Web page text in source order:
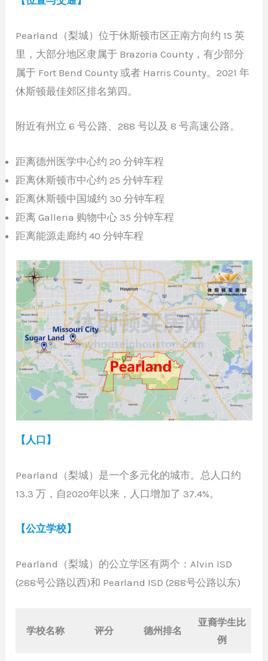
Pearland（梨城）位于休斯顿市区正南方向约 15 英
里，大部分地区隶属于 Brazoria County，有少部分
属于 Fort Bend County 或者 Harris County。2021 年
休斯顿最佳郊区排名第四。
附近有州立 6 号公路、288 号以及 8 号高速公路。
距离德州医学中心约 20 分钟车程
距离休斯顿市中心约 25 分钟车程
距离休斯顿中国城约 30 分钟车程
距离 Galleria 购物中心 35 分钟车程
距离能源走廊约 40 分钟车程
【人口】
Pearland（梨城）是一个多元化的城市。总人口约
13.3 万，自2020年以来，人口增加了 37.4%。
【公立学校】
Pearland（梨城）的公立学区有两个：Alvin ISD
(288号公路以西)和 Pearland ISD (288号公路以东)
学校名称 评分 德州排名
亚裔学生比
例